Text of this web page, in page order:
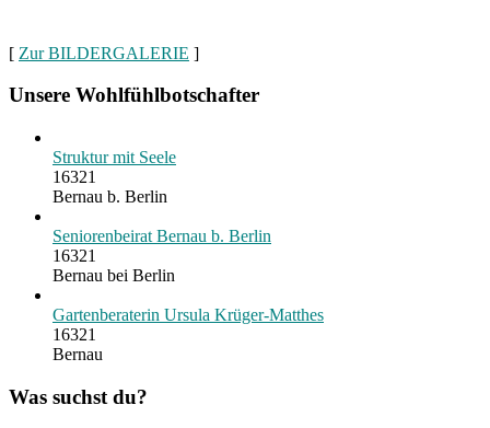
[ Zur BILDERGALERIE ]
Unsere Wohlfühlbotschafter
Struktur mit Seele
16321
Bernau b. Berlin
Seniorenbeirat Bernau b. Berlin
16321
Bernau bei Berlin
Gartenberaterin Ursula Krüger-Matthes
16321
Bernau
Was suchst du?